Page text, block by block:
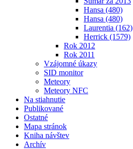
Hansa (480)
Hansa (480)
Laurentia (162)
Herrick (1579)
Rok 2012
Rok 2011
Vzájomné úkazy
SID monitor
Meteory
Meteory NFC
Na stiahnutie
Publikované
Ostatné
Mapa stránok
Kniha návštev
Archív